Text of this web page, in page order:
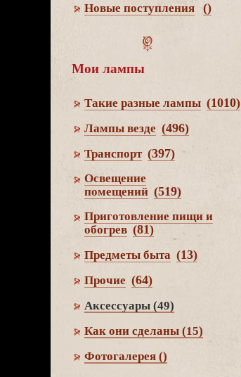
Новые поступления ()
Мои лампы
Такие разные лампы (1010)
Лампы везде (496)
Транспорт (397)
Освещение
помещений (519)
Приготовление пищи и
обогре (81)
Предметы быта (13)
Прочие (64)
Аксессуары (49)
Как они сделаны (15)
Фотогалерея ()